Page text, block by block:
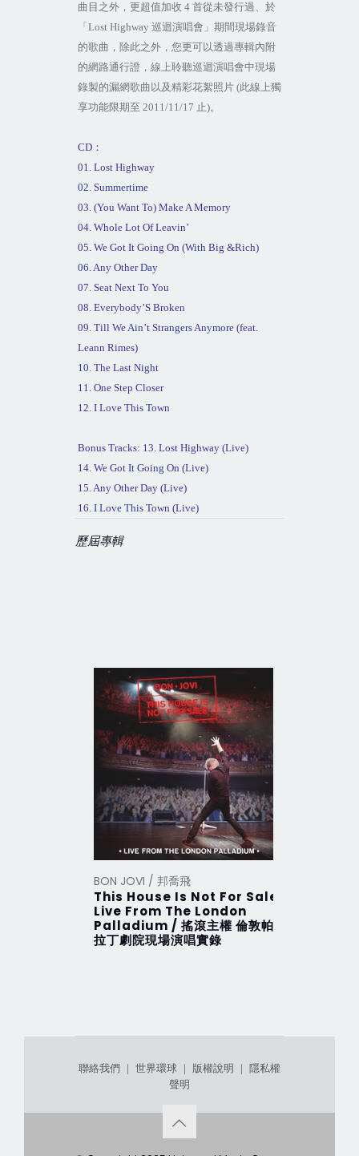
曲目之外，更超值加收 4 首從未發行過、於
「 Lost Highway 巡迴演唱會」期間現場錄音
的歌曲，除此之外，您更可以透過專輯內附
的網路通行證，線上聆聽巡迴演唱會中現場
錄製的漏網歌曲以及精彩花絮照片 (此線上獨
享功能限期至 2011/11/17 止)。
CD：
01. Lost Highway
02. Summertime
03. (You Want To) Make A Memory
04. Whole LotOf Leavin’
05. We Got It Going On (With Big &Rich)
06. Any Other Day
07. Seat Next To You
08. Everybody’S Broken
09. Till We Ain’t Strangers Anymore (feat.
Leann Rimes)
10. The Last Night
11. One Step Closer
12. I Love This Town
Bonus Tracks: 13. Lost Highway (Live)
14. We Got It Going On (Live)
15. Any Other Day (Live)
16. I Love This Town (Live)
歷屆專輯
BON JOVI / 邦喬飛
This House Is Not For Sale
Live From The London
Palladium / 搖滾主權 倫敦帕
拉丁劇院現場演唱實錄
聯絡我們 ｜ 世界環球 ｜ 版權說明 ｜ 隱私權
聲明